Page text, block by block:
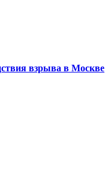
взрыва в Москве